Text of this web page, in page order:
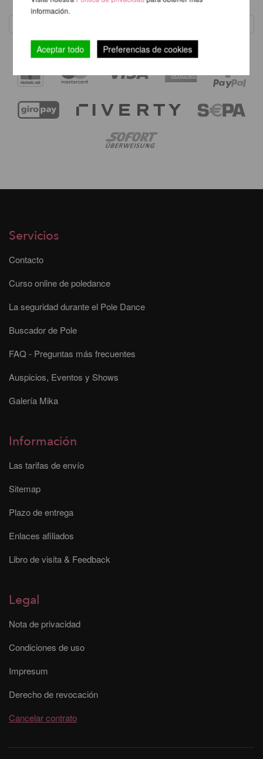
Servicios
Contacto
Curso online de poledance
La seguridad durante el Pole Dance
Buscador de Pole
FAQ - Preguntas más frecuentes
Auspicios, Eventos y Shows
Galería Mika
Información
Las tarifas de envío
Sitemap
Plazo de entrega
Enlaces afiliados
Libro de visita & Feedback
Legal
Nota de privacidad
Condiciones de uso
Impresum
Derecho de revocación
Cancelar contrato
información.
Aceptar todo Preferencias de cookies